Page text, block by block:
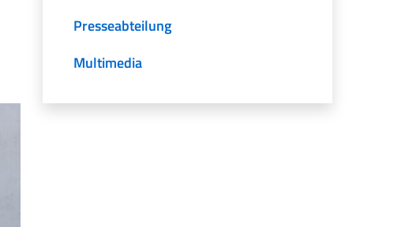
Presseabteilung
Multimedia